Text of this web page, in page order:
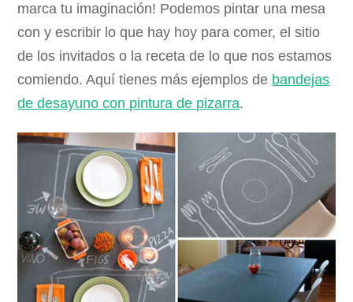
marca tu imaginación! Podemos pintar una mesa
con y escribir lo que hay hoy para comer, el sitio
de los invitados o la receta de lo que nos estamos
comiendo. Aquí tienes más ejemplos de bandejas
de desayuno con pintura de pizarra.